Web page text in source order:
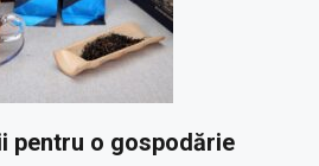
pentru o gospodărie